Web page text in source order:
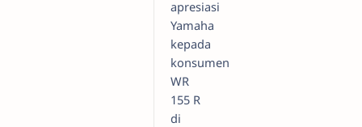
apresiasi
Yamaha
kepada
konsumen
WR
155 R
di